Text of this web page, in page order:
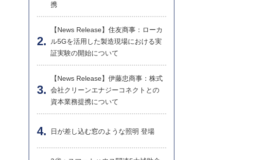
携
【News Release】住友商事：ローカ
ル5Gを活用した製造現場における実
証実験の開始について
【News Release】伊藤忠商事：株式
会社クリーンエナジーコネクトとの
資本業務提携について
日が差し込む窓のような照明 登場